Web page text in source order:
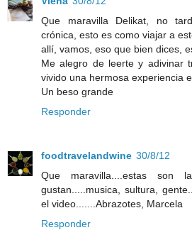
Que maravilla Delikat, no
crónica, esto es como viajar a
allí, vamos, eso que bien dices,
Me alegro de leerte y adivinar
vivido una hermosa experiencia
Un beso grande
Responder
foodtravelandwine 30/8/12
Que maravilla....estas son
gustan.....musica, sultura,
el video.......Abrazotes, Marcela
Responder